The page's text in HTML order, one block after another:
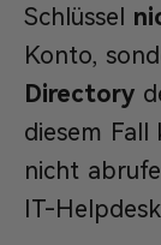
Schlüssel
Konto,
Directory
diesem Fall
nicht
IT-